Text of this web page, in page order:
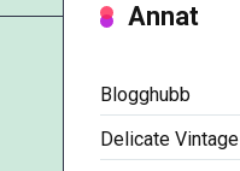
Annat
Blogghubb
Delicate Vintage